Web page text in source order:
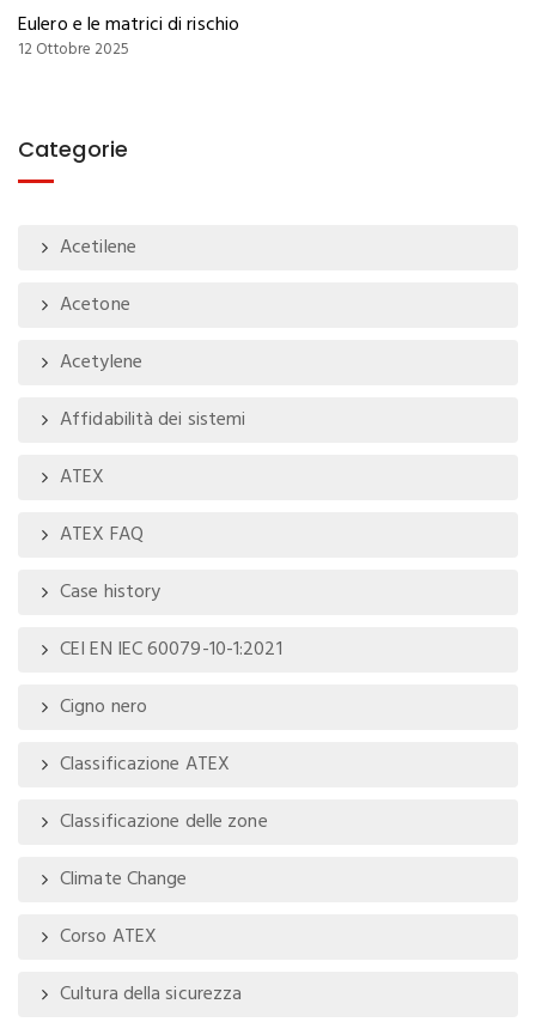
Eulero e le matrici di rischio
12 Ottobre 2025
Categorie
Acetilene
Acetone
Acetylene
Affidabilità dei sistemi
ATEX
ATEX FAQ
Case history
CEI EN IEC 60079-10-1:2021
Cigno nero
Classificazione ATEX
Classificazione delle zone
Climate Change
Corso ATEX
Cultura della sicurezza